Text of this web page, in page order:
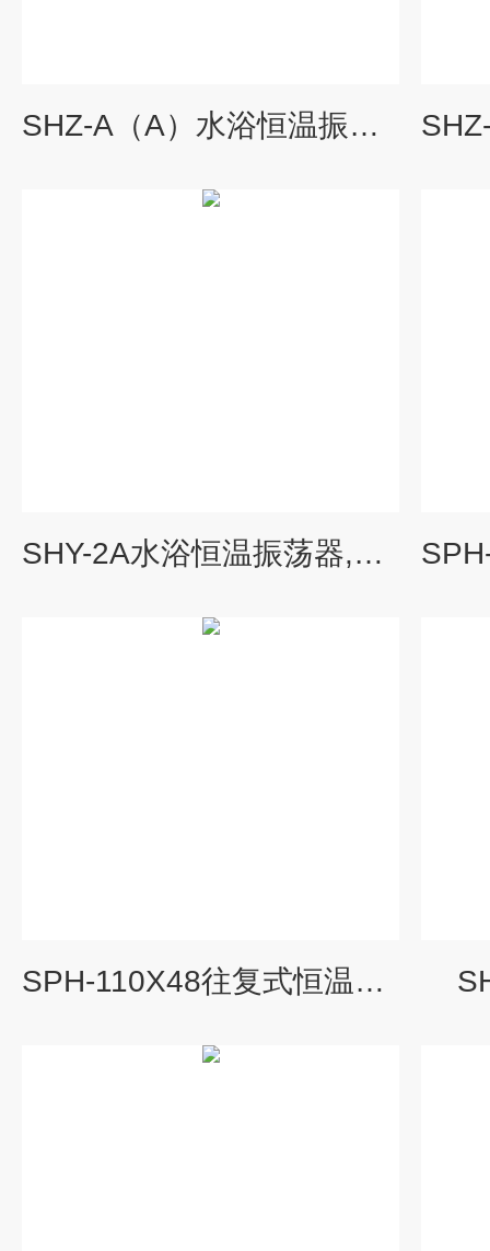
SHZ-A（A）水浴恒温振荡器,恒温振荡器报价
SHY-2A水浴恒温振荡器,恒温振荡器
SPH-110X48往复式恒温振荡水浴摇床